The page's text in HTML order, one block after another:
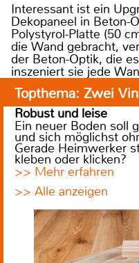
Interessant ist ein
Dekopaneel in Beton-
Polystyrol-Platte (50
die Wand gebracht,
der Beton-Optik, die
inszeniert sie jede
Topthema: Zwei
Robust und leise
Ein neuer Boden soll
und sich möglichst
Gerade Heimwerker
kleben oder klicken?
>> Mehr erfahren
>> Alle anzeigen